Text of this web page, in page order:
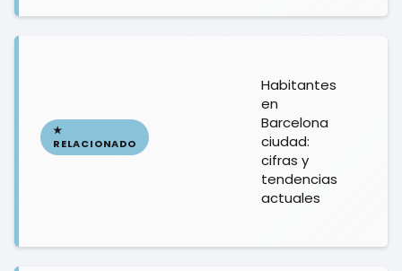
Habitantes
en
Barcelona
ciudad:
cifras y
tendencias
actuales